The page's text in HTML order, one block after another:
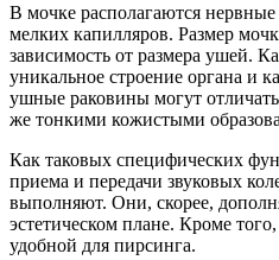
В мочке располагаются нервные
мелких капилляров. Размер
зависимость от размера ушей.
уникальное строение органа и
ушные раковины могут
же тонкими кожистыми
Как таковых специфических
приема и передачи звуковых
выполняют. Они, скорее,
эстетическом плане. Кроме
удобной для пирсинга.